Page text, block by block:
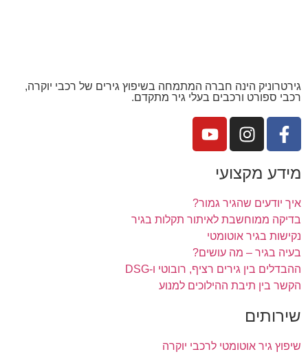
גירטרוניק הינה חברה המתמחה בשיפוץ גירים של רכבי יוקרה,
רכבי ספורט ורכבים בעלי גיר מתקדם.
מידע מקצועי
איך יודעים שהגיר גמור?
בדיקה ממוחשבת לאיתור תקלות בגיר
נקישות בגיר אוטומטי
בעיה בגיר – מה עושים?
ההבדלים בין גירים רציף, רובוטי ו-DSG
הקשר בין תיבת ההילוכים למנוע
שירותים
שיפוץ גיר אוטומטי לרכבי יוקרה